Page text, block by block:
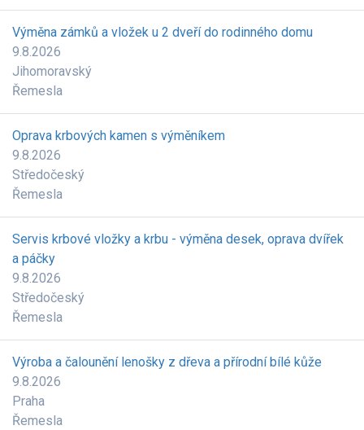
Výměna zámků a vložek u 2 dveří do rodinného domu
9.8.2026
Jihomoravský
Řemesla
Oprava krbových kamen s výměníkem
9.8.2026
Středočeský
Řemesla
Servis krbové vložky a krbu - výměna desek, oprava dvířek
a páčky
9.8.2026
Středočeský
Řemesla
Výroba a čalounění lenošky z dřeva a přírodní bílé kůže
9.8.2026
Praha
Řemesla